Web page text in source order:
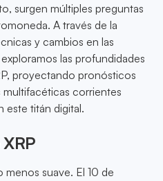
surgen múltiples preguntas
A través de la
y cambios en las
las profundidades
proyectando pronósticos
corrientes
este titán digital.
menos suave. El 10 de